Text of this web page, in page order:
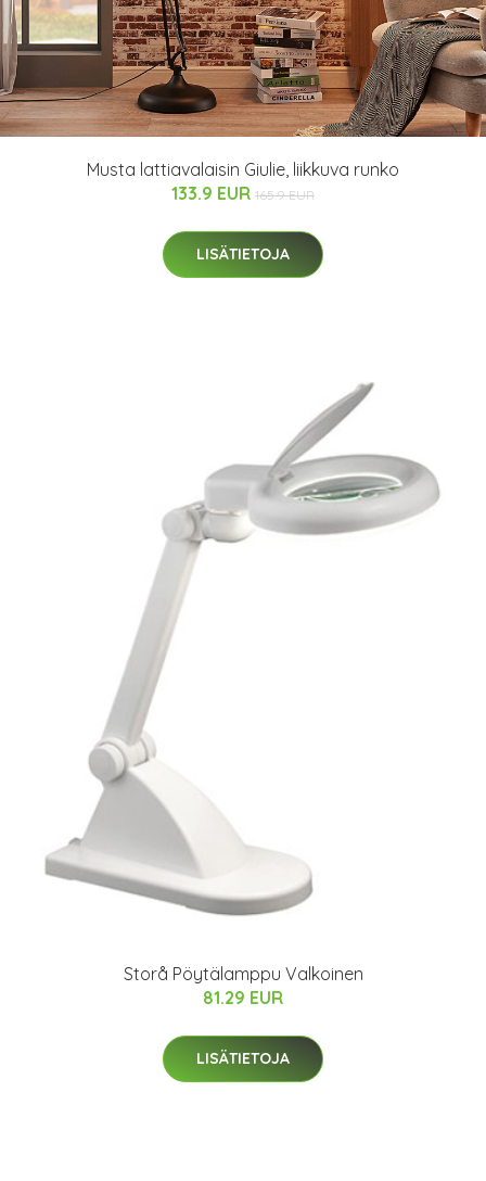
Musta lattiavalaisin Giulie, liikkuva runko
133.9 EUR 165.9 EUR
LISÄTIETOJA
Storå Pöytälamppu Valkoinen
81.29 EUR
LISÄTIETOJA